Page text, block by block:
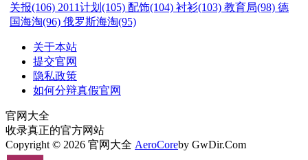
关报(106) 2011计划(105) 配饰(104) 衬衫(103) 教育局(98) 德
国海淘(96) 俄罗斯海淘(95)
关于本站
提交官网
隐私政策
如何分辩真假官网
官网大全
收录真正的官方网站
Copyright © 2026 官网大全 AeroCoreby GwDir.Com